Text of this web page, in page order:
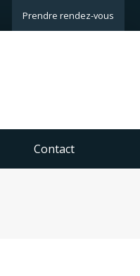
Prendre rendez-vous
Contact